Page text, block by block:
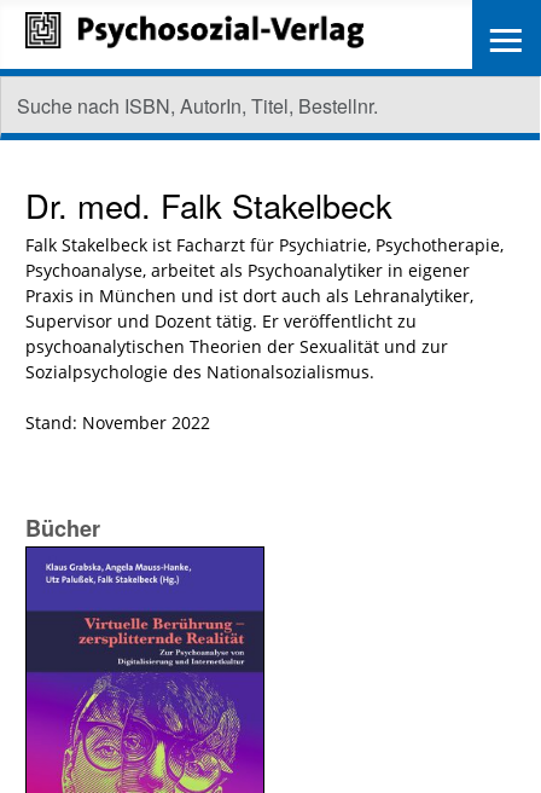
Dr. med. Falk Stakelbeck
Falk Stakelbeck ist Facharzt für Psychiatrie, Psychotherapie,
Psychoanalyse, arbeitet als Psychoanalytiker in eigener
Praxis in München und ist dort auch als Lehranalytiker,
Supervisor und Dozent tätig. Er veröffentlicht zu
psychoanalytischen Theorien der Sexualität und zur
Sozialpsychologie des Nationalsozialismus.
Stand: November 2022
Bücher
≡